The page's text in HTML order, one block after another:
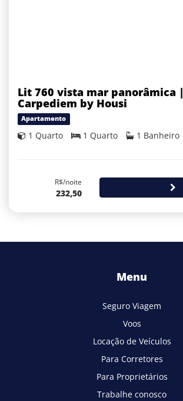
Lit 760 vista mar panorâmica |
Carpediem by Housi
Apartamento
1 Quarto 1 Quarto 1 Banheiro
R$/noite
232,50
Menu
Seguro Viagem
Voos
Locação de Veículos
Para Corretores
Para Proprietários
Trabalhe conosco